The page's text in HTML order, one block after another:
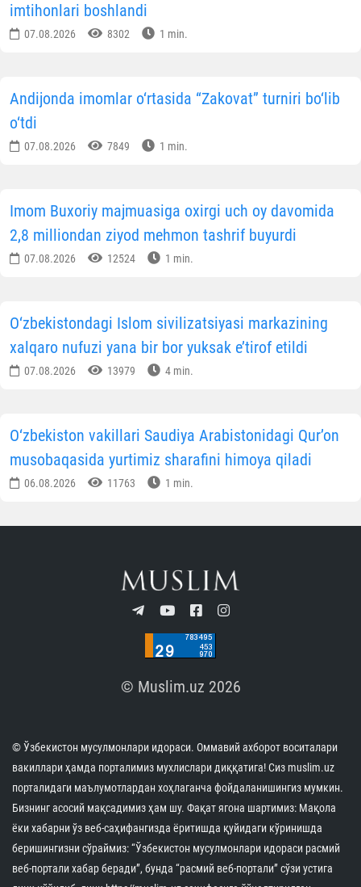
imtihonlari boshlandi
07.08.2026 8302 1 min.
Andijonda imomlar o‘rtasida “Zakovat” turniri bo‘lib
o‘tdi
07.08.2026 7849 1 min.
Imom Buxoriy majmuasiga oxirgi uch oy davomida
2,8 milliondan ziyod mehmon tashrif buyurdi
07.08.2026 12524 1 min.
O‘zbekistondagi Islom sivilizatsiyasi markazining
xalqaro nufuzi yana bir bor yuksak e’tirof etildi
07.08.2026 13979 4 min.
O‘zbekiston vakillari Saudiya Arabistonidagi Qur’on
musobaqasida yurtimiz sharafini himoya qiladi
06.08.2026 11763 1 min.
© Muslim.uz 2026
© Ўзбекистон мусулмонлари идораси. Оммавий ахборот воситалари
вакиллари ҳамда порталимиз мухлислари диққатига! Сиз muslim.uz
порталидаги маълумотлардан хоҳлаганча фойдаланишингиз мумкин.
Бизнинг асосий мақсадимиз ҳам шу. Фақат ягона шартимиз: Мақола
ёки хабарни ўз веб-саҳифангизда ёритишда қуйидаги кўринишда
беришингизни сўраймиз: “Ўзбекистон мусулмонлари идораси расмий
веб-портали хабар беради”, бунда “расмий веб-портали” сўзи устига